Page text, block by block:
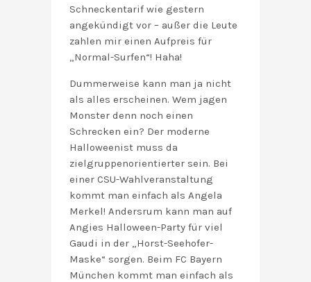
Schneckentarif wie gestern
angekündigt vor – außer die Leute
zahlen mir einen Aufpreis für
„Normal-Surfen“! Haha!
Dummerweise kann man ja nicht
als alles erscheinen. Wem jagen
Monster denn noch einen
Schrecken ein? Der moderne
Halloweenist muss da
zielgruppenorientierter sein. Bei
einer CSU-Wahlveranstaltung
kommt man einfach als Angela
Merkel! Andersrum kann man auf
Angies Halloween-Party für viel
Gaudi in der „Horst-Seehofer-
Maske“ sorgen. Beim FC Bayern
München kommt man einfach als